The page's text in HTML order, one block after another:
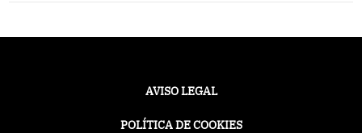
AVISO LEGAL
POLÍTICA DE COOKIES